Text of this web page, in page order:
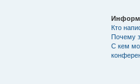
Кто
Почему
С кем